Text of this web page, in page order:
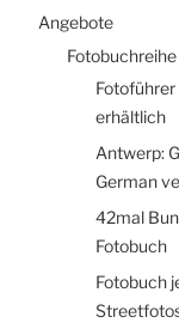
Angebote
erhältlich
Antwerp:
German
42mal
Fotobuch
Fotobuch